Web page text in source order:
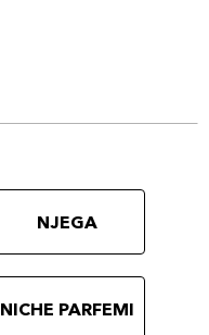
NJEGA
NICHE PARFEMI